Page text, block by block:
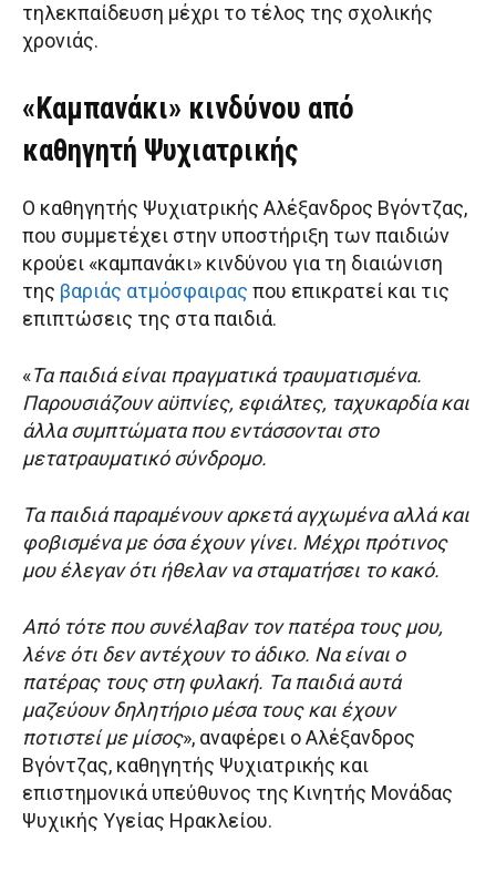
τηλεκπαίδευση μέχρι το τέλος της σχολικής
χρονιάς.
«Καμπανάκι» κινδύνου από
καθηγητή Ψυχιατρικής
Ο καθηγητής Ψυχιατρικής Αλέξανδρος Βγόντζας,
που συμμετέχει στην υποστήριξη των παιδιών
κρούει «καμπανάκι» κινδύνου για τη διαιώνιση
της βαριάς ατμόσφαιρας που επικρατεί και τις
επιπτώσεις της στα παιδιά.
«Τα παιδιά είναι πραγματικά τραυματισμένα.
Παρουσιάζουν αϋπνίες, εφιάλτες, ταχυκαρδία και
άλλα συμπτώματα που εντάσσονται στο
μετατραυματικό σύνδρομο.
Τα παιδιά παραμένουν αρκετά αγχωμένα αλλά και
φοβισμένα με όσα έχουν γίνει. Μέχρι πρότινος
μου έλεγαν ότι ήθελαν να σταματήσει το κακό.
Από τότε που συνέλαβαν τον πατέρα τους μου,
λένε ότι δεν αντέχουν το άδικο. Να είναι ο
πατέρας τους στη φυλακή. Τα παιδιά αυτά
μαζεύουν δηλητήριο μέσα τους και έχουν
ποτιστεί με μίσος», αναφέρει ο Αλέξανδρος
Βγόντζας, καθηγητής Ψυχιατρικής και
επιστημονικά υπεύθυνος της Κινητής Μονάδας
Ψυχικής Υγείας Ηρακλείου.